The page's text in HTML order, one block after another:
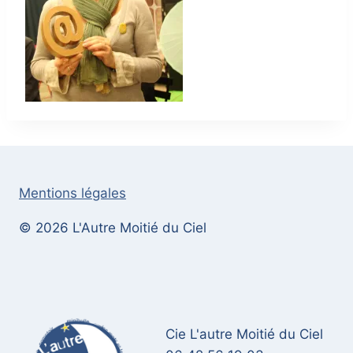
Mentions légales
© 2026 L'Autre Moitié du Ciel
Cie L'autre Moitié du Ciel